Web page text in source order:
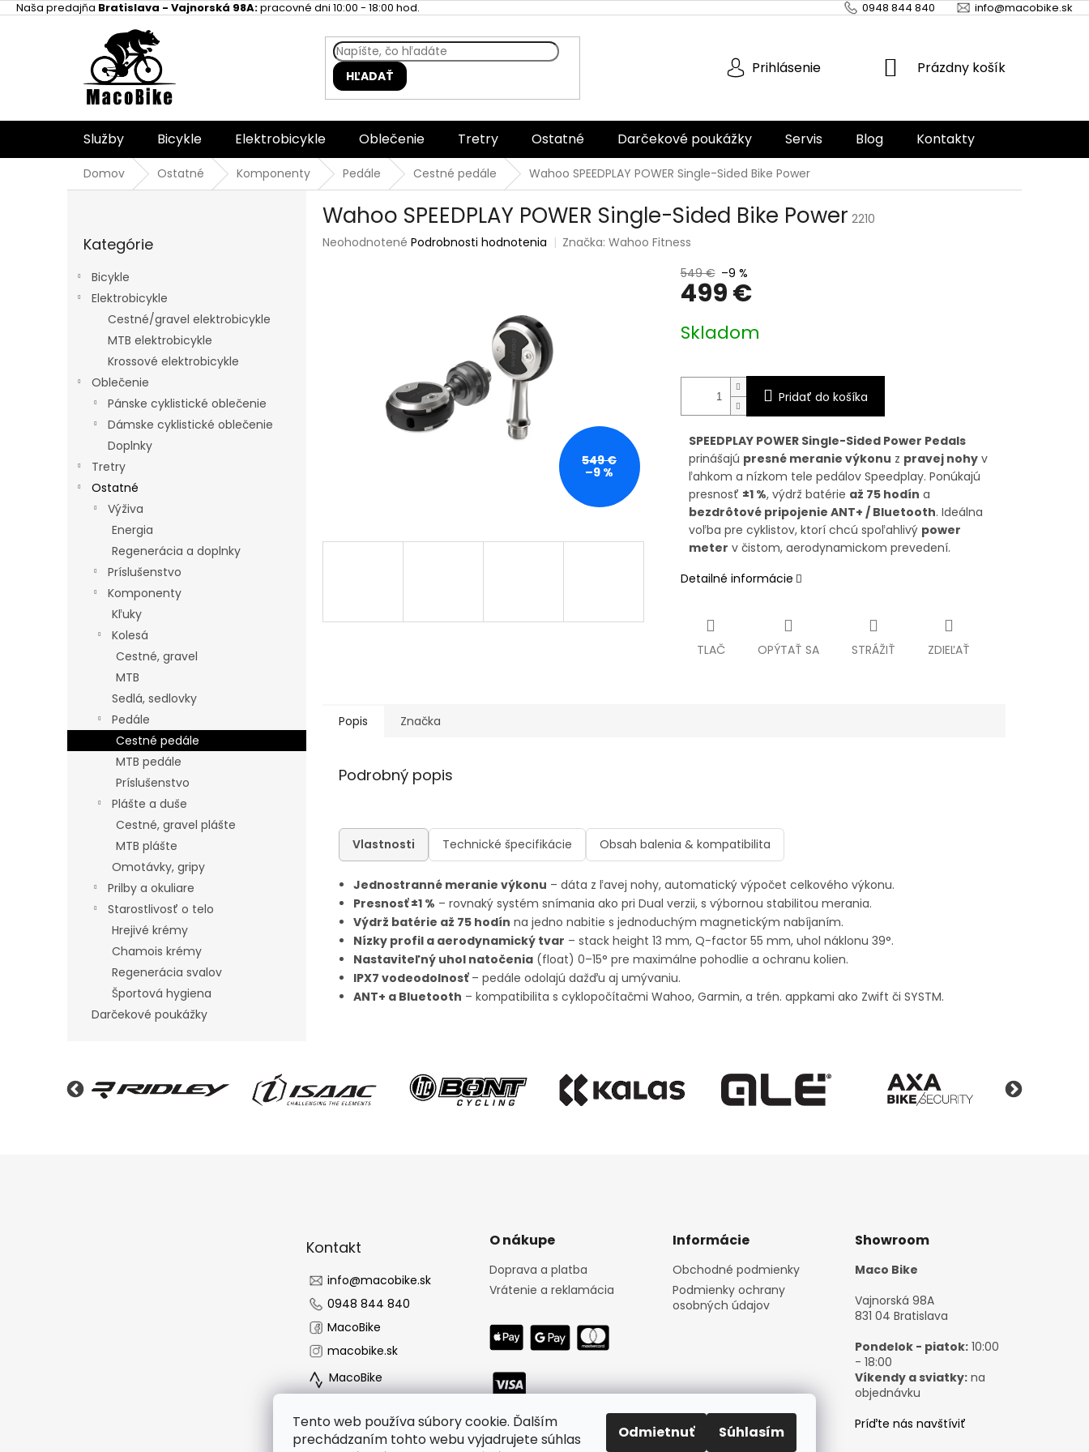
Tento web používa súbory cookie. Ďalším
prechádzaním tohto webu vyjadrujete súhlas
Odmietnuť Súhlasím
PrejsťNaša predajňa Bratislava - Vajnorská 98A:pracovné dni 10:00 - 18:00 hod. 0948 844 840 info@macobike.sk
HĽADAŤ Prihlásenie
NÁKUPNÝ
Prázdny košík
Služby Bicykle Elektrobicykle Oblečenie Tretry Ostatné Darčekové poukážky Servis Blog Kontakty
Domov Ostatné Komponenty Pedále Cestné pedále Wahoo SPEEDPLAY POWER Single-Sided Bike Power
kategórie
Kategórie
Bicykle
Elektrobicykle
Cestné/gravel elektrobicykle
MTB elektrobicykle
Krossové elektrobicykle
Oblečenie
Pánske cyklistické oblečenie
Dámske cyklistické oblečenie
Doplnky
Tretry
Ostatné
Výživa
Energia
Regenerácia a doplnky
Príslušenstvo
Komponenty
Kľuky
Kolesá
Cestné, gravel
MTB
Sedlá, sedlovky
Pedále
Cestné pedále
MTB pedále
Príslušenstvo
Plášte a duše
Cestné, gravel plášte
MTB plášte
Omotávky, gripy
Prilby a okuliare
Starostlivosť o telo
Hrejivé krémy
Chamois krémy
Regenerácia svalov
Športová hygiena
Darčekové poukážky
Wahoo SPEEDPLAY POWER Single-Sided Bike Power 2210
Priemerné
Neohodnotené Podrobnosti hodnotenia Značka:Wahoo Fitness
549 €
–9 %
549 € –9 %
499 €
cena:
Skladom
Pridať do košíka
SPEEDPLAY POWER Single-Sided Power Pedals
prinášajú presné meranie výkonu z pravej nohyv
ľahkom a nízkom tele pedálov Speedplay. Ponúkajú
presnosť ±1 %, výdrž batérie až 75 hodín a
bezdrôtové pripojenie ANT+ / Bluetooth. Ideálna
voľba pre cyklistov, ktorí chcú spoľahlivý power
meter v čistom, aerodynamickom prevedení.
Detailné informácie
TLAČ OPÝTAŤ SA STRÁŽIŤ ZDIEĽAŤ
Popis Značka
Podrobný popis
Vlastnosti Technické špecifikácie Obsah balenia & kompatibilita
Jednostranné meranie výkonu – dáta z ľavej nohy, automatický výpočet celkového výkonu.
Presnosť ±1 % – rovnaký systém snímania ako pri Dual verzii, s výbornou stabilitou merania.
Výdrž batérie až 75 hodín na jedno nabitie s jednoduchým magnetickým nabíjaním.
Nízky profil a aerodynamický tvar – stack height 13 mm, Q-factor 55 mm, uhol náklonu 39°.
Nastaviteľný uhol natočenia (float) 0–15° pre maximálne pohodlie a ochranu kolien.
IPX7 vodeodolnosť– pedále odolajú dažďu aj umývaniu.
ANT+ a Bluetooth – kompatibilita s cyklopočítačmi Wahoo, Garmin, a trén. appkami ako Zwift či SYSTM.
Kontakt
info@macobike.sk
0948 844 840
MacoBike
macobike.sk
MacoBike
O nákupe
Doprava a platba
Vrátenie a reklamácia
Informácie
Obchodné podmienky
Podmienky ochrany
osobných údajov
Showroom
Maco Bike
Vajnorská 98A
831 04 Bratislava
Pondelok - piatok: 10:00
- 18:00
Víkendy a sviatky: na
objednávku
Príďte nás navštíviť